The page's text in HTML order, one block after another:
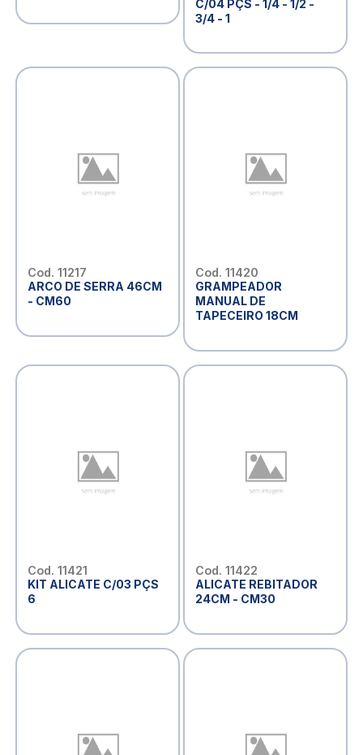
C/04 PÇS - 1/4 - 1/2 -
3/4 - 1
Cod. 11217
ARCO DE SERRA 46CM
- CM60
Cod. 11420
GRAMPEADOR
MANUAL DE
TAPECEIRO 18CM
Cod. 11421
KIT ALICATE C/03 PÇS
6
Cod. 11422
ALICATE REBITADOR
24CM - CM30